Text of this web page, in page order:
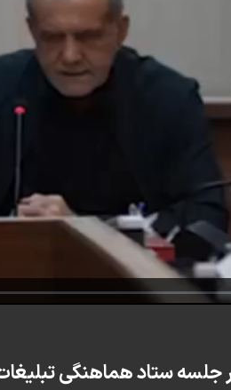
جلسه ستاد هماهنگی